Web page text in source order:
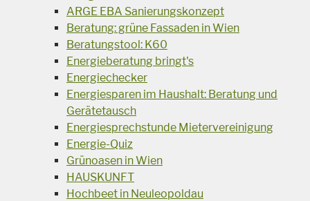
ARGE EBA Sanierungskonzept
Beratung: grüne Fassaden in Wien
Beratungstool: K60
Energieberatung bringt's
Energiechecker
Energiesparen im Haushalt: Beratung und
Gerätetausch
Energiesprechstunde Mietervereinigung
Energie-Quiz
Grünoasen in Wien
HAUSKUNFT
Hochbeet in Neuleopoldau